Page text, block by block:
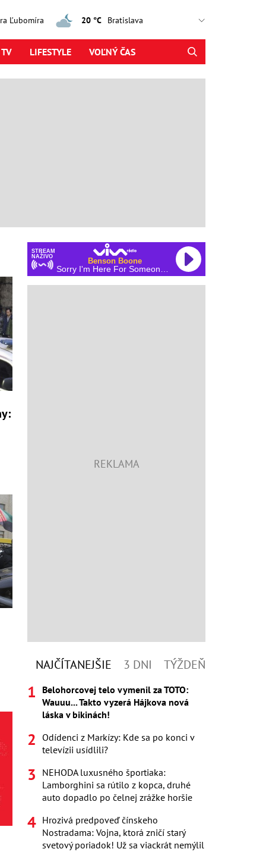
Ľubomíra 20 °C
LIFESTYLE VOĽNÝ ČAS
STREAM
NAŽIVO
Benson Boone
NAJČÍTANEJŠIE 3 DNI TÝŽDEŇ
Belohorcovej telo vymenil za TOTO:
Wauuu... Takto vyzerá Hájkova nová
láska v bikinách!
Odídenci z Markízy: Kde sa po konci v
televízii usídlili?
NEHODA luxusného športiaka:
Lamborghini sa rútilo z kopca, druhé
auto dopadlo po čelnej zrážke horšie
Hrozivá predpoveď čínskeho
Nostradama: Vojna, ktorá zničí starý
svetový poriadok! Už sa viackrát nemýlil